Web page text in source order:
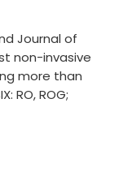
Journal of
non-invasive
more than
RO, ROG;